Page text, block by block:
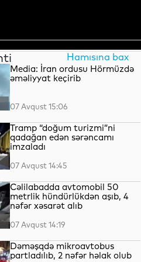
Hamısına bax
Media: İran ordusu Hörmüzdə
əməliyyat keçirib
07 Avqust 15:06
Tramp “doğum turizmi”ni
qadağan edən sərəncamı
imzaladı
07 Avqust 14:45
Cəlilabadda avtomobil 50
metrlik hündürlükdən aşıb, 4
nəfər xəsarət alıb
07 Avqust 14:19
Dəməşqdə mikroavtobus
partladılıb, 2 nəfər həlak olub